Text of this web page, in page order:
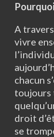
A
vivre
chacun
toujours
droit
se